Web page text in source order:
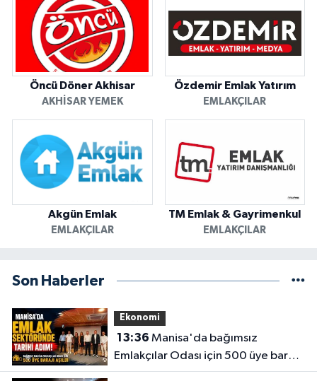
Öncü Döner Akhisar
AKHISAR YEMEK
Özdemir Emlak Yatırım
EMLAKÇILAR
Akgün Emlak
EMLAKÇILAR
TM Emlak & Gayrimenkul
EMLAKÇILAR
Son Haberler
Ekonomi
13:36
Emlakçılar Odası için 500 üye barajı
aşıldı